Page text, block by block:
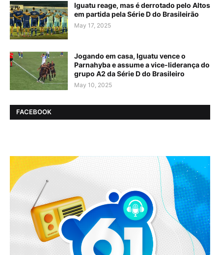
Iguatu reage, mas é derrotado pelo Altos
em partida pela Série D do Brasileirão
May 17, 2025
Jogando em casa, Iguatu vence o
Parnahyba e assume a vice-liderança do
grupo A2 da Série D do Brasileiro
May 10, 2025
FACEBOOK